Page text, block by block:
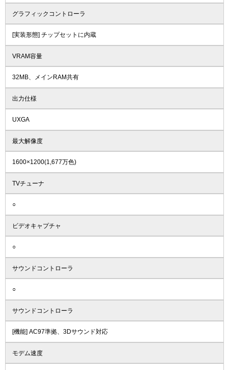
グラフィックコントローラ
[実装形態] チップセットに内蔵
VRAM容量
32MB、メインRAM共有
出力仕様
UXGA
最大解像度
1600×1200(1,677万色)
TVチューナ
○
ビデオキャプチャ
○
サウンドコントローラ
○
サウンドコントローラ
[機能] AC97準拠、3Dサウンド対応
モデム速度